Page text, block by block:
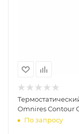
Omnires Contour
По запросу